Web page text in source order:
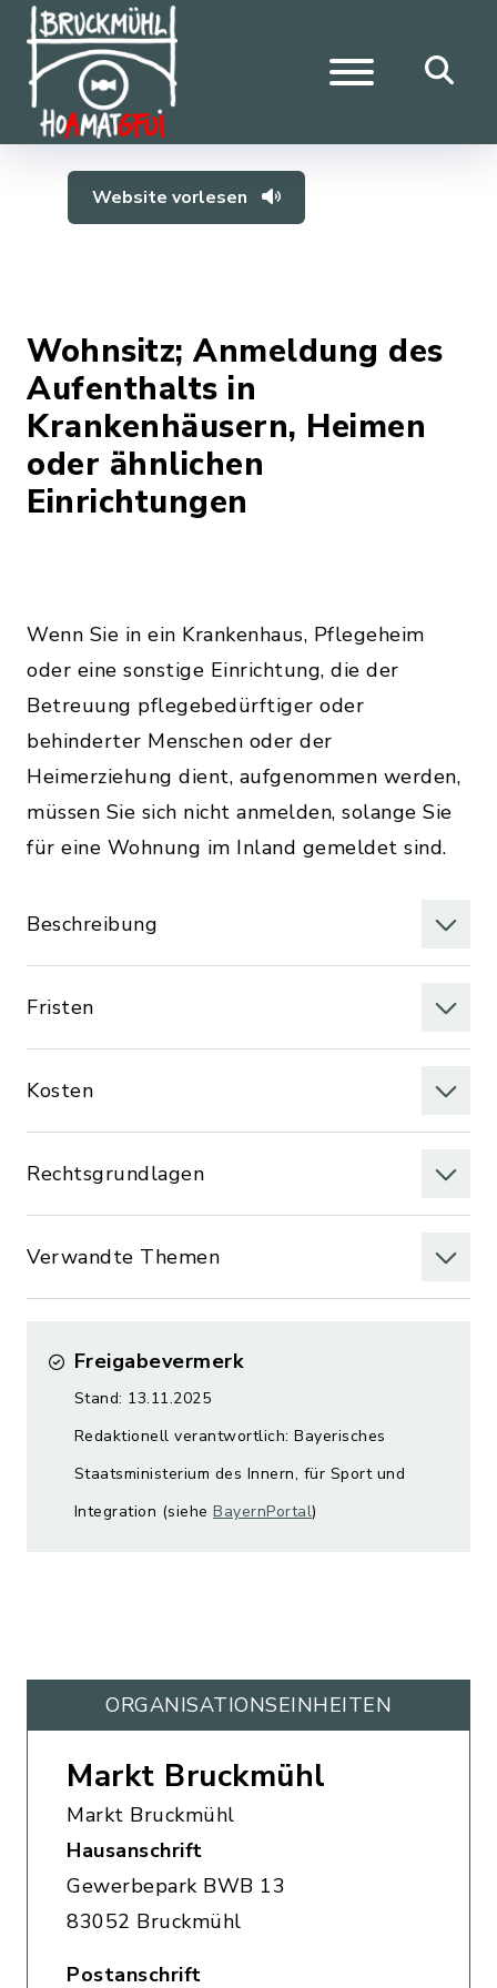
Website vorlesen
Wohnsitz; Anmeldung des
Aufenthalts in
Krankenhäusern, Heimen
oder ähnlichen
Einrichtungen
Wenn Sie in ein Krankenhaus, Pflegeheim
oder eine sonstige Einrichtung, die der
Betreuung pflegebedürftiger oder
behinderter Menschen oder der
Heimerziehung dient, aufgenommen werden,
müssen Sie sich nicht anmelden, solange Sie
für eine Wohnung im Inland gemeldet sind.
Beschreibung
Fristen
Kosten
Rechtsgrundlagen
Verwandte Themen
Freigabevermerk
Stand: 13.11.2025
Redaktionell verantwortlich: Bayerisches
Staatsministerium des Innern, für Sport und
Integration (siehe BayernPortal)
ORGANISATIONS­EINHEITEN
Markt Bruckmühl
Markt Bruckmühl
Hausanschrift
Gewerbepark BWB 13
83052 Bruckmühl
Postanschrift